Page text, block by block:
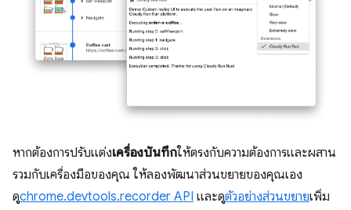
หากต้องการปรับแต่งเครื่องบันทึกให้ตรงกับความต้องการและผสาน
รวมกับเครื่องมือของคุณ ให้ลองพัฒนาส่วนขยายของคุณเอง
ดูchrome.devtools.recorder API และดูตัวอย่างส่วนขยายเพิ่ม